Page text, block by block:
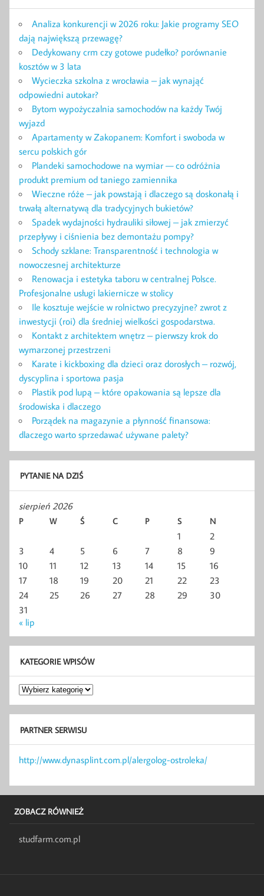
Analiza konkurencji w 2026 roku: Jakie programy SEO
dają największą przewagę?
Dedykowany crm czy gotowe pudełko? porównanie
kosztów w 3 lata
Wycieczka szkolna z wrocławia – jak wynająć
odpowiedni autokar?
Bytom wypożyczalnia samochodów na każdy Twój
wyjazd
Apartamenty w Zakopanem: Komfort i swoboda w
sercu polskich gór
Plandeki samochodowe na wymiar — co odróżnia
produkt premium od taniego zamiennika
Wieczne róże – jak powstają i dlaczego są doskonałą i
trwałą alternatywą dla tradycyjnych bukietów?
Spadek wydajności hydrauliki siłowej – jak zmierzyć
przepływy i ciśnienia bez demontażu pompy?
Schody szklane: Transparentność i technologia w
nowoczesnej architekturze
Renowacja i estetyka taboru w centralnej Polsce.
Profesjonalne usługi lakiernicze w stolicy
Ile kosztuje wejście w rolnictwo precyzyjne? zwrot z
inwestycji (roi) dla średniej wielkości gospodarstwa.
Kontakt z architektem wnętrz – pierwszy krok do
wymarzonej przestrzeni
Karate i kickboxing dla dzieci oraz dorosłych – rozwój,
dyscyplina i sportowa pasja
Plastik pod lupą – które opakowania są lepsze dla
środowiska i dlaczego
Porządek na magazynie a płynność finansowa:
dlaczego warto sprzedawać używane palety?
PYTANIE NA DZIŚ
sierpień 2026
P W Ś C P S N
1
2
3
4 5 6 7 8
9
10
11 12 13 14 15
16
17
18 19 20 21 22
23
24
25 26 27 28 29
30
31
« lip
KATEGORIE WPISÓW
Kategorie
wpisów
PARTNER SERWISU
http://www.dynasplint.com.pl/alergolog-ostroleka/
ZOBACZ RÓWNIEŻ
studfarm.com.pl